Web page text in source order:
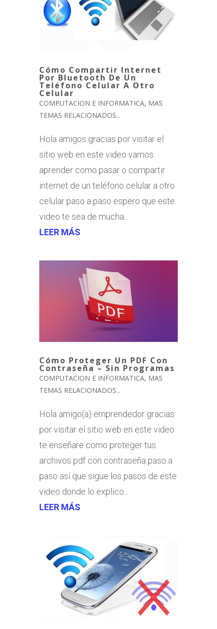
Cómo Compartir Internet
Por Bluetooth De Un
Teléfono Celular A Otro
Celular
COMPUTACION E INFORMATICA, MAS
TEMAS RELACIONADOS...
Hola amigos gracias por visitar el
sitio web en este video vamos
aprender como pasar o compartir
internet de un teléfono celular a otro
celular paso a paso espero que este
video te sea de mucha...
LEER MÁS
Cómo Proteger Un PDF Con
Contraseña – Sin Programas
COMPUTACION E INFORMATICA, MAS
TEMAS RELACIONADOS...
Hola amigo(a) emprendedor gracias
por visitar el sitio web en este video
te enseñare como proteger tus
archivos pdf con contraseña paso a
paso así que sigue los pasos de este
video donde lo explico...
LEER MÁS